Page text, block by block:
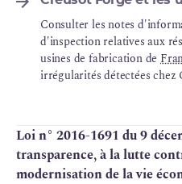
Consulter les notes
d'inspection relatives aux
usines de fabrication de
irrégularités détectées chez
Loi n° 2016-1691 du 9
transparence, à la lutte
modernisation de la vie